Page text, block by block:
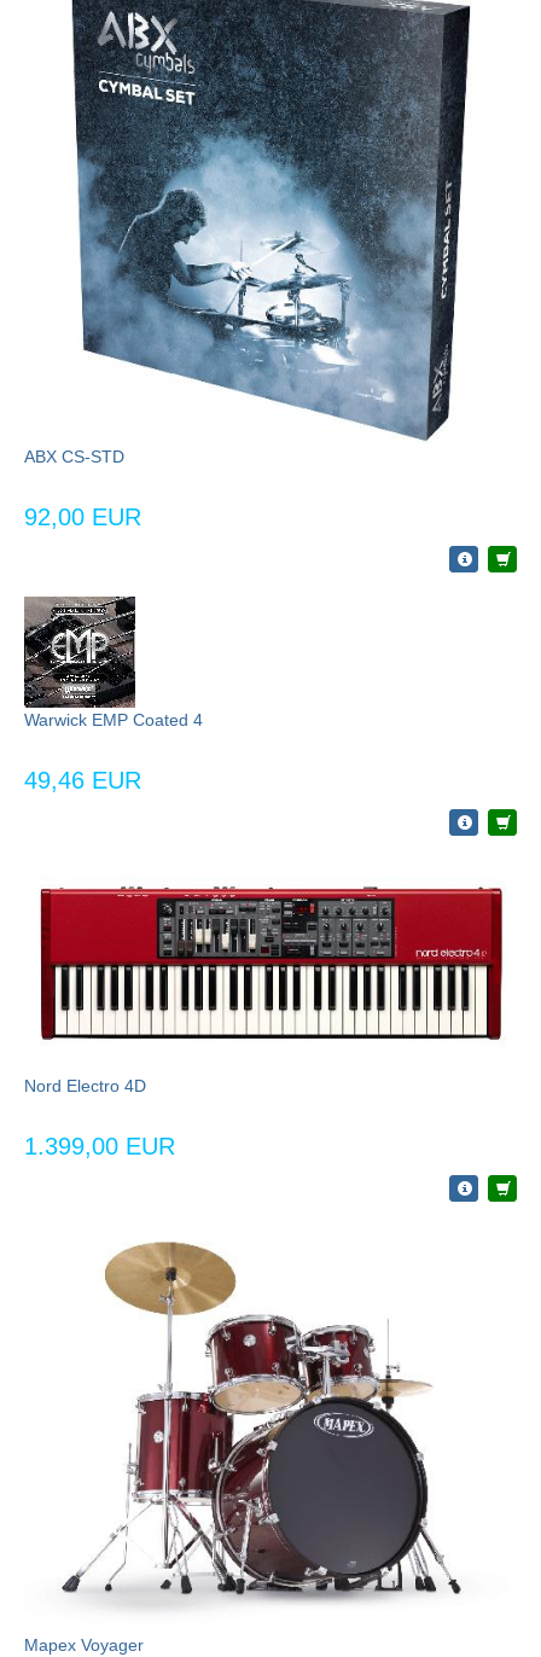
ABX CS-STD
92,00 EUR
Warwick EMP Coated 4
49,46 EUR
Nord Electro 4D
1.399,00 EUR
Mapex Voyager